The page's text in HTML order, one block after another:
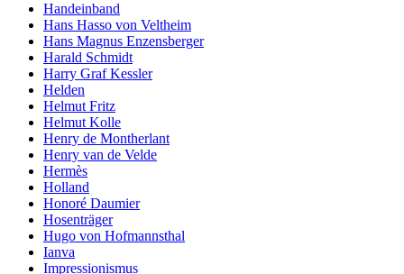
Handeinband
Hans Hasso von Veltheim
Hans Magnus Enzensberger
Harald Schmidt
Harry Graf Kessler
Helden
Helmut Fritz
Helmut Kolle
Henry de Montherlant
Henry van de Velde
Hermès
Holland
Honoré Daumier
Hosenträger
Hugo von Hofmannsthal
Ianva
Impressionismus